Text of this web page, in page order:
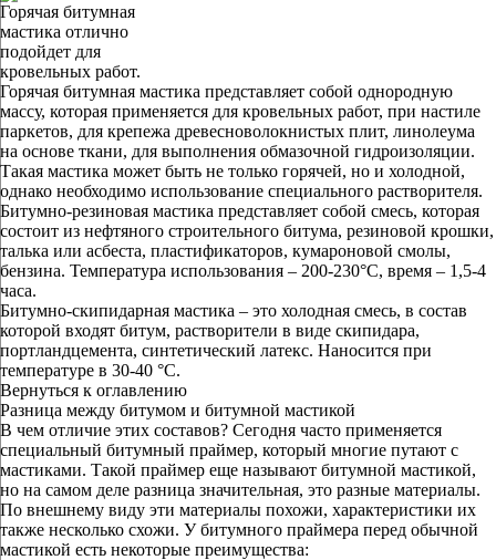
Горячая битумная
мастика отлично
подойдет для
кровельных работ.
Горячая битумная мастика представляет собой однородную
массу, которая применяется для кровельных работ, при настиле
паркетов, для крепежа древесноволокнистых плит, линолеума
на основе ткани, для выполнения обмазочной гидроизоляции.
Такая мастика может быть не только горячей, но и холодной,
однако необходимо использование специального растворителя.
Битумно-резиновая мастика представляет собой смесь, которая
состоит из нефтяного строительного битума, резиновой крошки,
талька или асбеста, пластификаторов, кумароновой смолы,
бензина. Температура использования – 200-230°C, время – 1,5-4
часа.
Битумно-скипидарная мастика – это холодная смесь, в состав
которой входят битум, растворители в виде скипидара,
портландцемента, синтетический латекс. Наносится при
температуре в 30-40 °C.
Вернуться к оглавлению
Разница между битумом и битумной мастикой
В чем отличие этих составов? Сегодня часто применяется
специальный битумный праймер, который многие путают с
мастиками. Такой праймер еще называют битумной мастикой,
но на самом деле разница значительная, это разные материалы.
По внешнему виду эти материалы похожи, характеристики их
также несколько схожи. У битумного праймера перед обычной
мастикой есть некоторые преимущества: